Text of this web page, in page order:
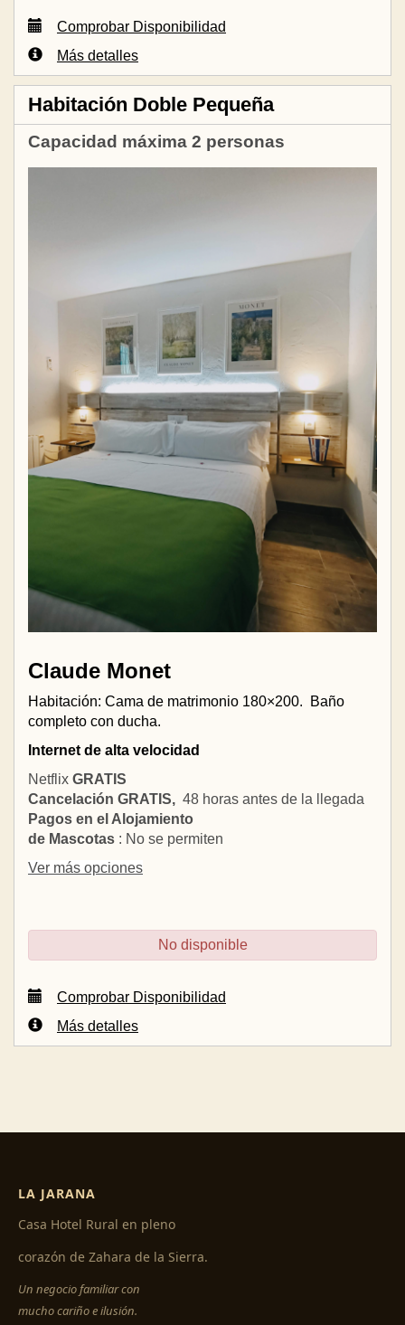
Comprobar Disponibilidad
Más detalles
Habitación Doble Pequeña
Capacidad máxima 2 personas
Claude Monet
Habitación: Cama de matrimonio 180×200.
Baño
completo con ducha.
Internet de alta velocidad
Netflix GRATIS
Cancelación GRATIS, 48 horas antes de la llegada
Pagos en el Alojamiento
de Mascotas : No se permiten
Ver más opciones
No disponible
Comprobar Disponibilidad
Más detalles
LA JARANA
Casa Hotel Rural en pleno
corazón de Zahara de la Sierra.
Un negocio familiar con
mucho cariño e ilusión.